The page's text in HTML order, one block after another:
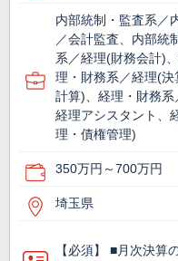
内部統制・監査系／
／会計監査、内部統
系／経理(財務会計)
理・財務系／経理(
計算)、経理・財務
経理アシスタント
理・債権管理)
350万円～700万円
埼玉県
【必須】 ■月次決算